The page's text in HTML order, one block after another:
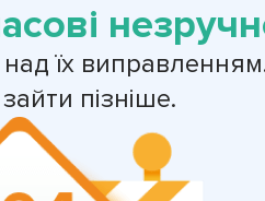
їх
пізніше.